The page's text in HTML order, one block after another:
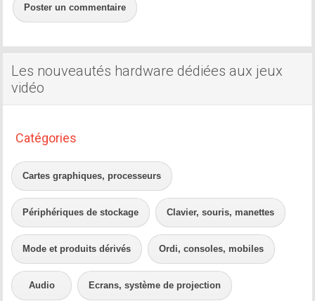
Poster un commentaire
Les nouveautés hardware dédiées aux jeux
vidéo
Catégories
Cartes graphiques, processeurs
Périphériques de stockage Clavier, souris, manettes
Mode et produits dérivés Ordi, consoles, mobiles
Audio Ecrans, système de projection